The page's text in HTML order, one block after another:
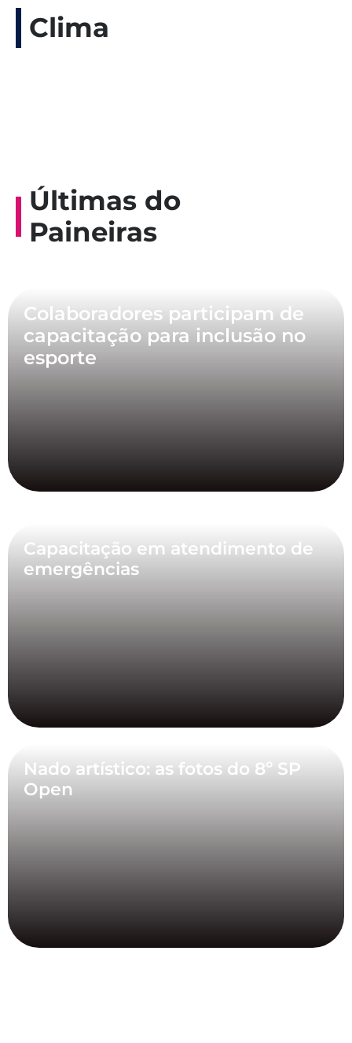
Clima
Últimas do
Paineiras
Colaboradores participam de
capacitação para inclusão no
esporte
Capacitação em atendimento de
emergências
Nado artístico: as fotos do 8º SP
Open